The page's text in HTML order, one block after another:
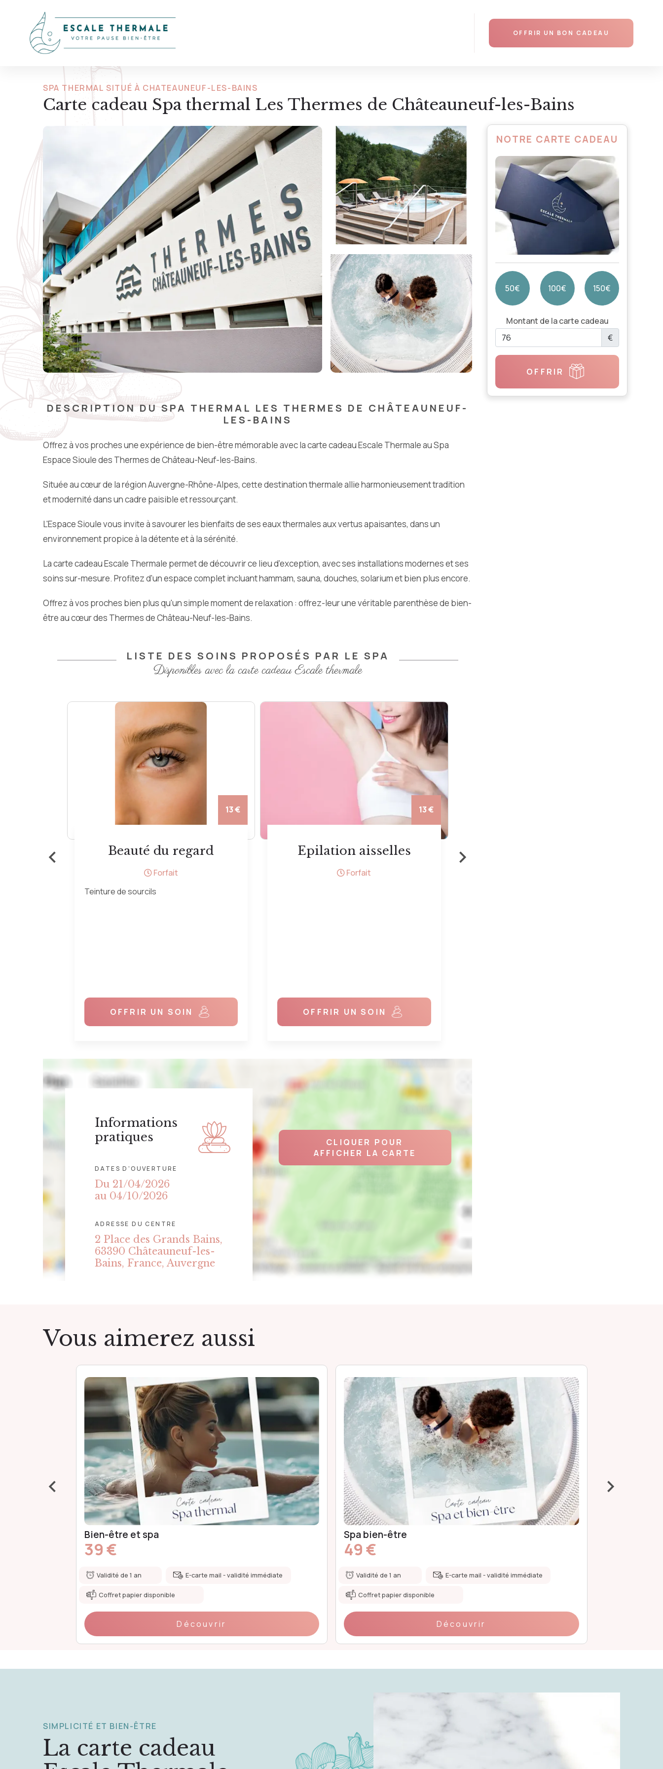
AJOUTER AU PANIER
OFFRIR UN BON CADEAU
SPA THERMAL SITUÉ À CHATEAUNEUF-LES-BAINS
Carte cadeau Spa thermal Les Thermes de Châteauneuf-les-Bains
DESCRIPTION DU SPA THERMAL LES THERMES DE CHÂTEAUNEUF-
LES-BAINS
Offrez à vos proches une expérience de bien-être mémorable avec la carte cadeau Escale Thermale au Spa
Espace Sioule des Thermes de Château-Neuf-les-Bains.
Située au cœur de la région Auvergne-Rhône-Alpes, cette destination thermale allie harmonieusement tradition
et modernité dans un cadre paisible et ressourçant.
L'Espace Sioule vous invite à savourer les bienfaits de ses eaux thermales aux vertus apaisantes, dans un
environnement propice à la détente et à la sérénité.
La carte cadeau Escale Thermale permet de découvrir ce lieu d’exception, avec ses installations modernes et ses
soins sur-mesure. Profitez d'un espace complet incluant hammam, sauna, douches, solarium et bien plus encore.
Offrez à vos proches bien plus qu'un simple moment de relaxation : offrez-leur une véritable parenthèse de bien-
être au cœur des Thermes de Château-Neuf-les-Bains.
LISTE DES SOINS PROPOSÉS PAR LE SPA
Disponibles avec la carte cadeau Escale thermale
13 €
Epilation aisselles
Forfait
OFFRIR UN SOIN
14 €
Bain Hydromassant
10 minutes
OFFRIR UN SOIN
‹ ›
CLIQUER POUR
AFFICHER LA CARTE
Informations
pratiques
DATES D'OUVERTURE
Du 21/04/2026
au 04/10/2026
ADRESSE DU CENTRE
2 Place des Grands Bains,
63390 Châteauneuf-les-
Bains, France, Auvergne
NOTRE CARTE CADEAU
50€ 100€ 150€
Montant de la carte cadeau
€
OFFRIR
Vous aimerez aussi
Spa bien-être
49 €
Validité de 1 an E-carte mail - validité immédiate
Coffret papier disponible
Découvrir
Spa en duo
79 €
Validité de 1 an E-carte mail - validité immédiate
Coffret papier disponible
Découvrir
‹ ›
SIMPLICITÉ ET BIEN-ÊTRE
La carte cadeau